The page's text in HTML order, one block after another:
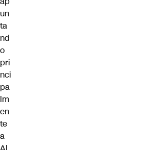
un
ta
nd
o
pri
nci
pa
lm
en
te
a